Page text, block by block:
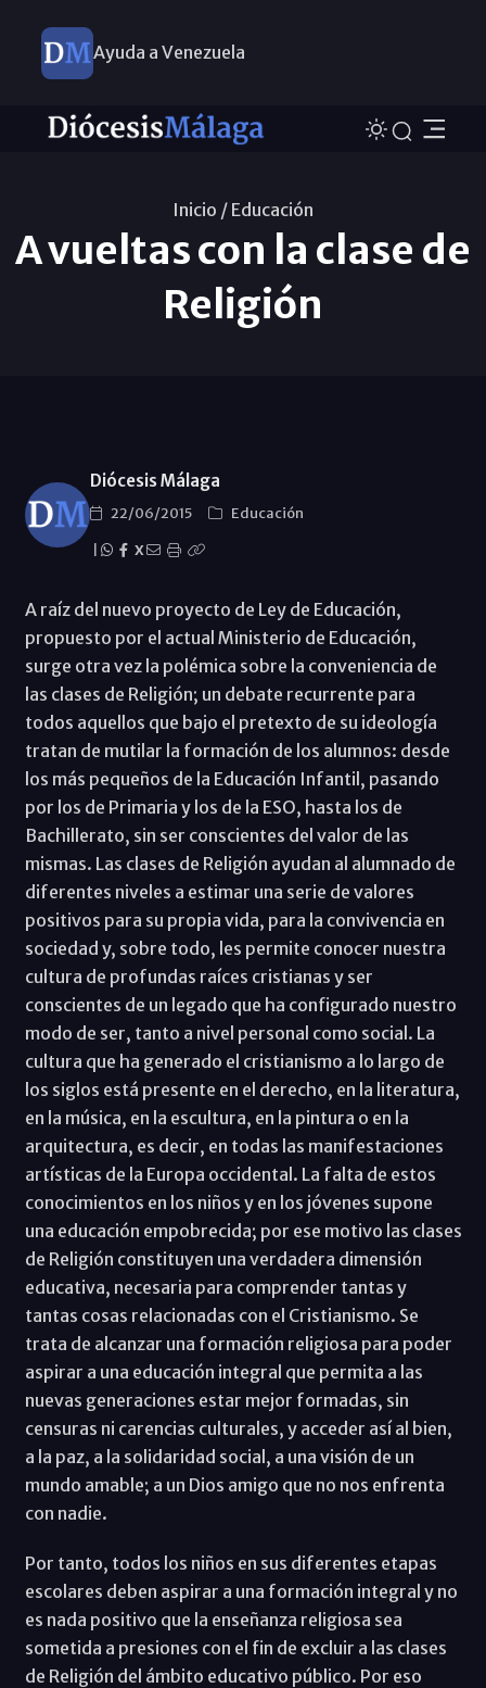
Ayuda a Venezuela
Inicio / Educación
A vueltas con la clase de
Religión
Diócesis Málaga
22/06/2015
Educación
X
A raíz del nuevo proyecto de Ley de Educación,
propuesto por el actual Ministerio de Educación,
surge otra vez la polémica sobre la conveniencia de
las clases de Religión; un debate recurrente para
todos aquellos que bajo el pretexto de su ideología
tratan de mutilar la formación de los alumnos: desde
los más pequeños de la Educación Infantil, pasando
por los de Primaria y los de la ESO, hasta los de
Bachillerato, sin ser conscientes del valor de las
mismas. Las clases de Religión ayudan al alumnado de
diferentes niveles a estimar una serie de valores
positivos para su propia vida, para la convivencia en
sociedad y, sobre todo, les permite conocer nuestra
cultura de profundas raíces cristianas y ser
conscientes de un legado que ha configurado nuestro
modo de ser, tanto a nivel personal como social. La
cultura que ha generado el cristianismo a lo largo de
los siglos está presente en el derecho, en la literatura,
en la música, en la escultura, en la pintura o en la
arquitectura, es decir, en todas las manifestaciones
artísticas de la Europa occidental. La falta de estos
conocimientos en los niños y en los jóvenes supone
una educación empobrecida; por ese motivo las clases
de Religión constituyen una verdadera dimensión
educativa, necesaria para comprender tantas y
tantas cosas relacionadas con el Cristianismo. Se
trata de alcanzar una formación religiosa para poder
aspirar a una educación integral que permita a las
nuevas generaciones estar mejor formadas, sin
censuras ni carencias culturales, y acceder así al bien,
a la paz, a la solidaridad social, a una visión de un
mundo amable; a un Dios amigo que no nos enfrenta
con nadie.
Por tanto, todos los niños en sus diferentes etapas
escolares deben aspirar a una formación integral y no
es nada positivo que la enseñanza religiosa sea
sometida a presiones con el fin de excluir a las clases
de Religión del ámbito educativo público. Por eso